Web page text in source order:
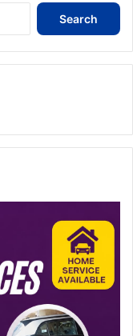
Search